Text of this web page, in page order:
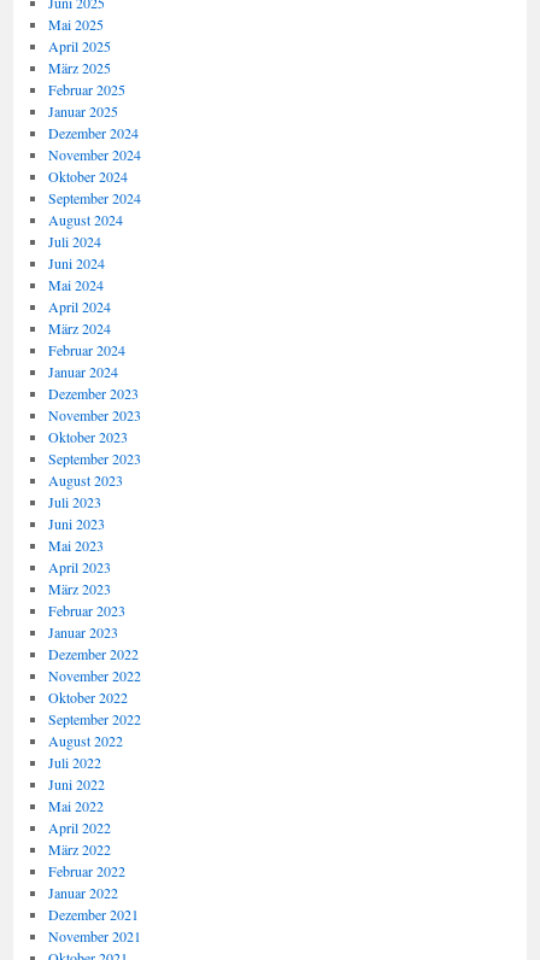
Mai 2025
April 2025
März 2025
Februar 2025
Januar 2025
Dezember 2024
November 2024
Oktober 2024
September 2024
August 2024
Juli 2024
Juni 2024
Mai 2024
April 2024
März 2024
Februar 2024
Januar 2024
Dezember 2023
November 2023
Oktober 2023
September 2023
August 2023
Juli 2023
Juni 2023
Mai 2023
April 2023
März 2023
Februar 2023
Januar 2023
Dezember 2022
November 2022
Oktober 2022
September 2022
August 2022
Juli 2022
Juni 2022
Mai 2022
April 2022
März 2022
Februar 2022
Januar 2022
Dezember 2021
November 2021